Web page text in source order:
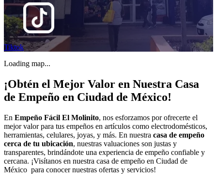
Tiktok
Loading map...
¡Obtén el Mejor Valor en Nuestra Casa
de Empeño en Ciudad de México!
En Empeño Fácil El Molinito, nos esforzamos por ofrecerte el
mejor valor para tus empeños en artículos como electrodomésticos,
herramientas, celulares, joyas, y más. En nuestra casa de empeño
cerca de tu ubicación, nuestras valuaciones son justas y
transparentes, brindándote una experiencia de empeño confiable y
cercana. ¡Visítanos en nuestra casa de empeño en Ciudad de
México para conocer nuestras ofertas y servicios!